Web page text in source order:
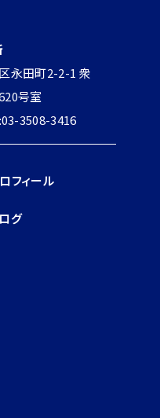
永田町2-2-1 衆
号室
3508-3416
フィール
グ